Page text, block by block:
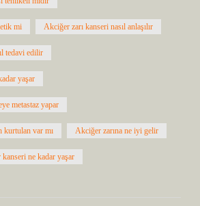
mi Akciğer zarı kanseri nasıl anlaşılır
tedavi edilir
yaşar
metastaz yapar
kurtulan var mı Akciğer zarına ne iyi gelir
kanseri ne kadar yaşar